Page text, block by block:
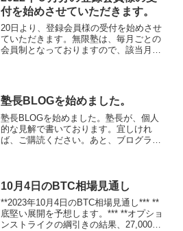
付を始めさせていただきます。
20日より、登録会員様の受付を始めさせ
ていただきます。無限塾は、毎月ごとの
会員制となっておりますので、該当月に
合】１．２．３．PayP...
塾長BLOGを始めました。
塾長BLOGを始めました。塾長が、個人
的な見解で書いております。宜しけれ
ば、ご購読ください。あと、ブログラン
10月4日のBTC相場見通し
**2023年10月4日のBTC相場見通し*** **
底堅い展開を予想します。*** **オプショ
ンストライクの綱引きの結果、27,000ド